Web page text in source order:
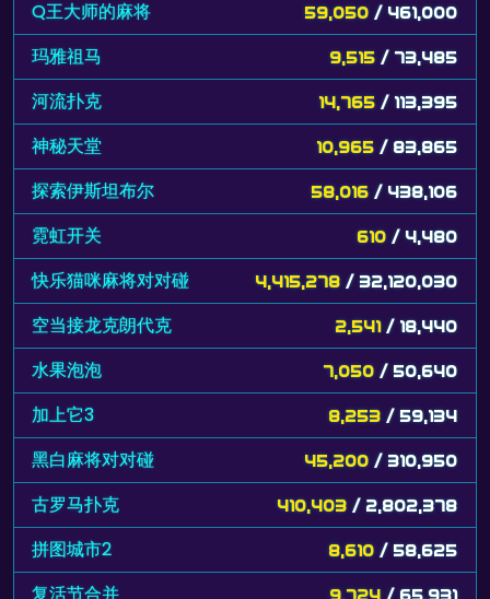
Q王大师的麻将 59,050 / 461,000
玛雅祖马 9,515 / 73,485
河流扑克 14,765 / 113,395
神秘天堂 10,965 / 83,865
探索伊斯坦布尔 58,016 / 438,106
霓虹开关 610 / 4,480
快乐猫咪麻将对对碰 4,415,278 / 32,120,030
空当接龙克朗代克 2,541 / 18,440
水果泡泡 7,050 / 50,640
加上它3 8,253 / 59,134
黑白麻将对对碰 45,200 / 310,950
古罗马扑克 410,403 / 2,802,378
拼图城市2 8,610 / 58,625
9,724 / 65,931